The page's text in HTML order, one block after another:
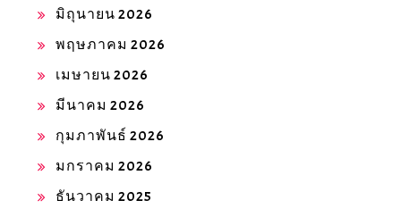
มิถุนายน 2026
พฤษภาคม 2026
เมษายน 2026
มีนาคม 2026
กุมภาพันธ์ 2026
มกราคม 2026
ธันวาคม 2025